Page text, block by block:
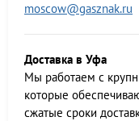
moscow@gasznak.ru
Доставка в Уфа
Мы работаем c
которые
сжатые сроки